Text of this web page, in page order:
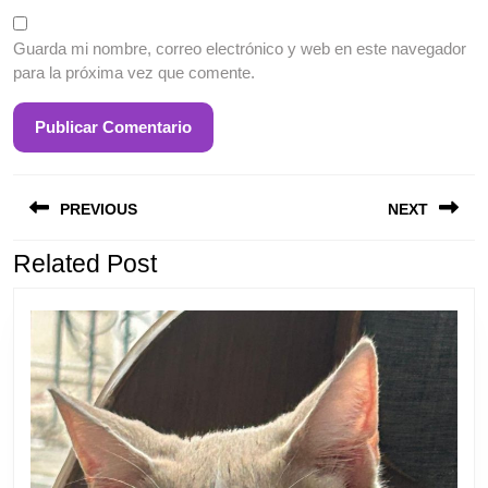
Guarda mi nombre, correo electrónico y web en este navegador
para la próxima vez que comente.
de
entradas
PREVIOUS NEXT
Related Post